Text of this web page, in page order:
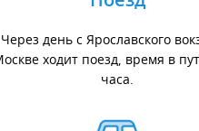
Через день с Ярославского
ходит поезд, время в
часа.